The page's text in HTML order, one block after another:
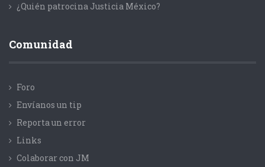
¿Quién patrocina Justicia México?
Comunidad
Foro
Envíanos un tip
Reporta un error
Links
Colaborar con JM